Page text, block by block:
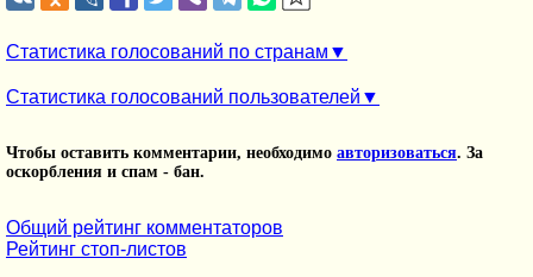
Статистика голосований по странам
Статистика голосований пользователей
Чтобы оставить комментарии, необходимо авторизоваться. За
оскорбления и спам - бан.
Общий рейтинг комментаторов
Рейтинг стоп-листов